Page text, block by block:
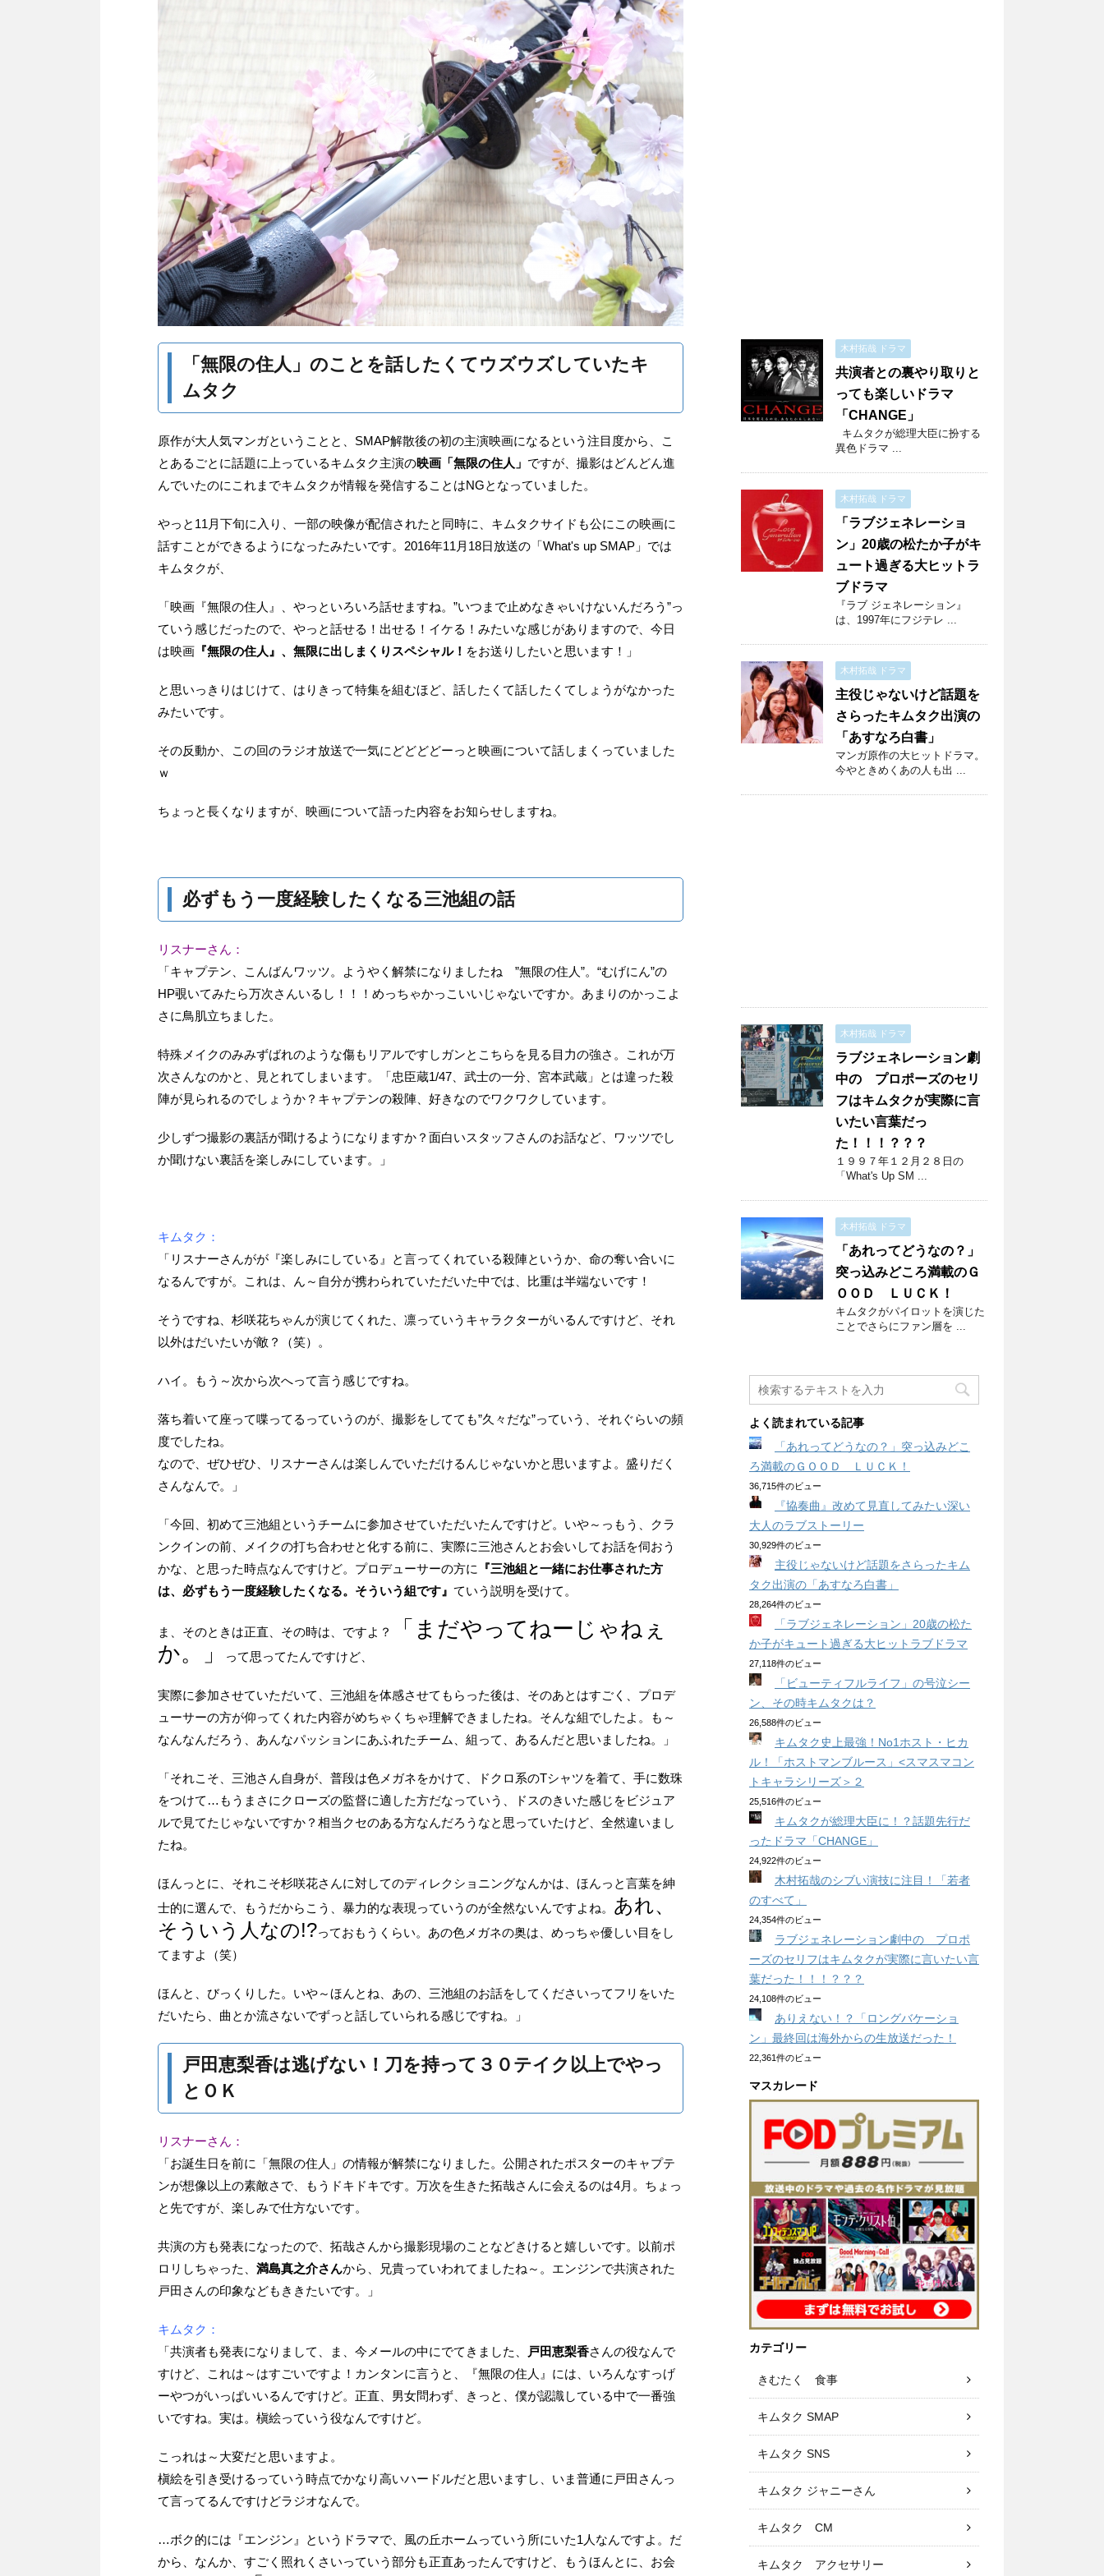
「無限の住人」のことを話したくてウズウズしていたキ
ムタク
原作が大人気マンガということと、SMAP解散後の初の主演映画になるという注目度から、こ
とあるごとに話題に上っているキムタク主演の映画「無限の住人」 ですが、撮影はどんどん進
んでいたのにこれまでキムタクが情報を発信することはNGとなっていました。
やっと11月下旬に入り、一部の映像が配信されたと同時に、キムタクサイドも公にこの映画に
話すことができるようになったみたいです。2016年11月18日放送の「What's up SMAP」では
キムタクが、
「映画『無限の住人』、やっといろいろ話せますね。”いつまで止めなきゃいけないんだろう”っ
ていう感じだったので、やっと話せる！出せる！イケる！みたいな感じがありますので、今日
は映画 『無限の住人』、無限に出しまくりスペシャル！ をお送りしたいと思います！」
と思いっきりはじけて、はりきって特集を組むほど、話したくて話したくてしょうがなかった
みたいです。
その反動か、この回のラジオ放送で一気にどどどどーっと映画について話しまくっていました
ｗ
ちょっと長くなりますが、映画について語った内容をお知らせしますね。
必ずもう一度経験したくなる三池組の話
リスナーさん：
「キャプテン、こんばんワッツ。ようやく解禁になりましたね ”無限の住人”。“むげにん”の
HP覗いてみたら万次さんいるし！！！めっちゃかっこいいじゃないですか。あまりのかっこよ
さに鳥肌立ちました。
特殊メイクのみみずばれのような傷もリアルですしガンとこちらを見る目力の強さ。これが万
次さんなのかと、見とれてしまいます。「忠臣蔵1/47、武士の一分、宮本武蔵」とは違った殺
陣が見られるのでしょうか？キャプテンの殺陣、好きなのでワクワクしています。
少しずつ撮影の裏話が聞けるようになりますか？面白いスタッフさんのお話など、ワッツでし
か聞けない裏話を楽しみにしています。」
キムタク：
「リスナーさんがが『楽しみにしている』と言ってくれている殺陣というか、命の奪い合いに
なるんですが。これは、ん～自分が携わられていただいた中では、比重は半端ないです！
そうですね、杉咲花ちゃんが演じてくれた、凛っていうキャラクターがいるんですけど、それ
以外はだいたいが敵？（笑）。
ハイ。もう～次から次へって言う感じですね。
落ち着いて座って喋ってるっていうのが、撮影をしてても”久々だな”っていう、それぐらいの頻
度でしたね。
なので、ぜひぜひ、リスナーさんは楽しんでいただけるんじゃないかと思いますよ。盛りだく
さんなんで。」
「今回、初めて三池組というチームに参加させていただいたんですけど。いや～っもう、クラ
ンクインの前、メイクの打ち合わせと化する前に、実際に三池さんとお会いしてお話を伺おう
かな、と思った時点なんですけど。プロデューサーの方に
『三池組と一緒にお仕事された方
は、必ずもう一度経験したくなる。そういう組です』 ていう説明を受けて。
ま、そのときは正直、その時は、ですよ？
「まだやってねーじゃねぇ
か。」
って思ってたんですけど、
実際に参加させていただいて、三池組を体感させてもらった後は、そのあとはすごく、プロデ
ューサーの方が仰ってくれた内容がめちゃくちゃ理解できましたね。そんな組でしたよ。も～
なんなんだろう、あんなパッションにあふれたチーム、組って、あるんだと思いましたね。」
「それこそ、三池さん自身が、普段は色メガネをかけて、ドクロ系のTシャツを着て、手に数珠
をつけて…もうまさにクローズの監督に適した方だなっていう、ドスのきいた感じをビジュア
ルで見てたじゃないですか？相当クセのある方なんだろうなと思っていたけど、全然違いまし
たね。
ほんっとに、それこそ杉咲花さんに対してのディレクショニングなんかは、ほんっと言葉を紳
士的に選んで、もうだからこう、暴力的な表現っていうのが全然ないんですよね。 あれ、
そういう人なの!?っておもうくらい。あの色メガネの奥は、めっちゃ優しい目をし
てますよ（笑）
ほんと、びっくりした。いや～ほんとね、あの、三池組のお話をしてくださいってフリをいた
だいたら、曲とか流さないでずっと話していられる感じですね。」
戸田恵梨香は逃げない！刀を持って３０テイク以上でやっ
とＯＫ
リスナーさん：
「お誕生日を前に「無限の住人」の情報が解禁になりました。公開されたポスターのキャプテ
ンが想像以上の素敵さで、もうドキドキです。万次を生きた拓哉さんに会えるのは4月。ちょっ
と先ですが、楽しみで仕方ないです。
共演の方も発表になったので、拓哉さんから撮影現場のことなどきけると嬉しいです。以前ポ
ロリしちゃった、 満島真之介さんから、兄貴っていわれてましたね～。エンジンで共演された
戸田さんの印象などもききたいです。」
キムタク：
「共演者も発表になりまして、ま、今メールの中にでてきました、
戸田恵梨香さんの役なんで
すけど、これは～はすごいですよ！カンタンに言うと、『無限の住人』には、いろんなすっげ
ーやつがいっぱいいるんですけど。正直、男女問わず、きっと、僕が認識している中で一番強
いですね。実は。槇絵っていう役なんですけど。
こっれは～大変だと思いますよ。
槇絵を引き受けるっていう時点でかなり高いハードルだと思いますし、いま普通に戸田さんっ
て言ってるんですけどラジオなんで。
…ボク的には『エンジン』というドラマで、風の丘ホームっていう所にいた1人なんですよ。だ
から、なんか、すごく照れくさいっていう部分も正直あったんですけど、もうほんとに、お会
木村拓哉 ドラマ
共演者との裏やり取りと
っても楽しいドラマ
「CHANGE」
キムタクが総理大臣に扮する
異色ドラマ ...
木村拓哉 ドラマ
「ラブジェネレーショ
ン」20歳の松たか子がキ
ュート過ぎる大ヒットラ
ブドラマ
『ラブ ジェネレーション』
は、1997年にフジテレ ...
木村拓哉 ドラマ
主役じゃないけど話題を
さらったキムタク出演の
「あすなろ白書」
マンガ原作の大ヒットドラマ。
今やときめくあの人も出 ...
木村拓哉 ドラマ
ラブジェネレーション劇
中の プロポーズのセリ
フはキムタクが実際に言
いたい言葉だっ
た！！！？？？
１９９７年１２月２８日の
「What's Up SM ...
木村拓哉 ドラマ
「あれってどうなの？」
突っ込みどころ満載のＧ
ＯＯＤ ＬＵＣＫ！
キムタクがパイロットを演じた
ことでさらにファン層を ...
よく読まれている記事
「あれってどうなの？」突っ込みどこ
ろ満載のＧＯＯＤ ＬＵＣＫ！
36,715件のビュー
『協奏曲』改めて見直してみたい深い
大人のラブストーリー
30,929件のビュー
主役じゃないけど話題をさらったキム
タク出演の「あすなろ白書」
28,264件のビュー
「ラブジェネレーション」20歳の松た
か子がキュート過ぎる大ヒットラブドラマ
27,118件のビュー
「ビューティフルライフ」の号泣シー
ン、その時キムタクは？
26,588件のビュー
キムタク史上最強！No1ホスト・ヒカ
ル！「ホストマンブルース」<スマスマコン
トキャラシリーズ＞２
25,516件のビュー
キムタクが総理大臣に！？話題先行だ
ったドラマ「CHANGE」
24,922件のビュー
木村拓哉のシブい演技に注目！「若者
のすべて」
24,354件のビュー
ラブジェネレーション劇中の プロポ
ーズのセリフはキムタクが実際に言いたい言
葉だった！！！？？？
24,108件のビュー
ありえない！？「ロングバケーショ
ン」最終回は海外からの生放送だった！
22,361件のビュー
マスカレード
カテゴリー
きむたく 食事
キムタク SMAP
キムタク SNS
キムタク ジャニーさん
キムタク CM
キムタク アクセサリー